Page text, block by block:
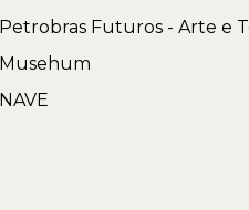
Petrobras Futuros - Arte e
Musehum
NAVE